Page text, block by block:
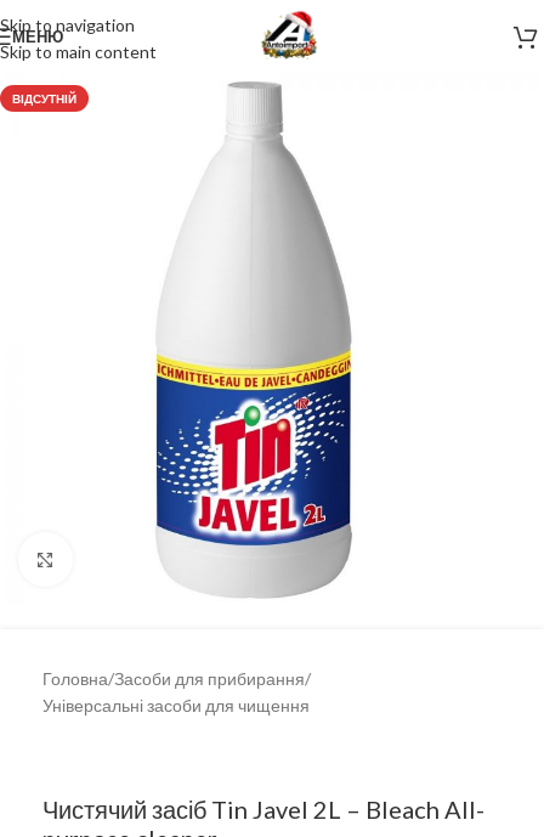
Skip to navigation
Skip to main content
МЕНЮ
ВІДСУТНІЙ
Клацніть, щоб збільшити
Головна/Засоби для прибирання/
Універсальні засоби для чищення
Чистячий засіб Tin Javel 2L – Bleach All-